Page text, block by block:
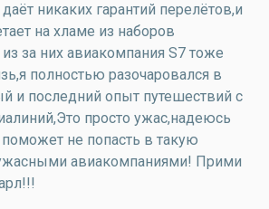
никаких гарантий перелётов,и
на хламе из наборов
за них авиакомпания S7 тоже
полностью разочаровался в
и последний опыт путешествий с
просто ужас,надеюсь
не попасть в такую
авиакомпаниями! Прими